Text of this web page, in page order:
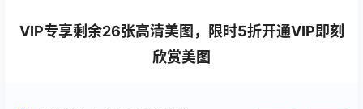
VIP专享剩余26张高清美图，限时5折开通VIP即刻
欣赏美图